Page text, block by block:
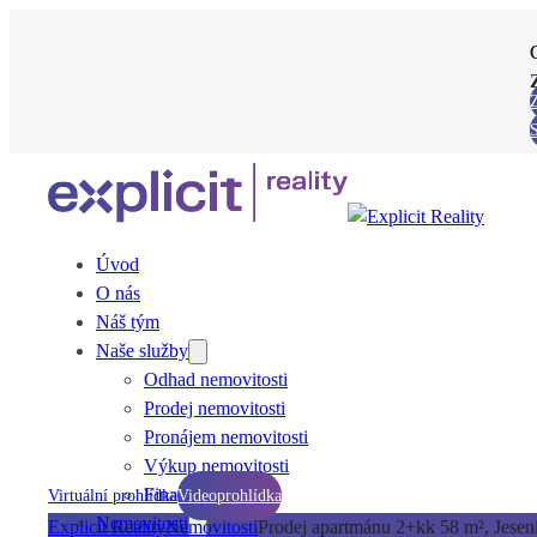
Úvod
O nás
Náš tým
Naše služby
Odhad nemovitosti
Prodej nemovitosti
Pronájem nemovitosti
Výkup nemovitosti
Financování
Nemovitosti
Virtuální prohlídkaVideoprohlídka
Explicit RealityNemovitostiProdej apartmánu 2+kk 58 m²,